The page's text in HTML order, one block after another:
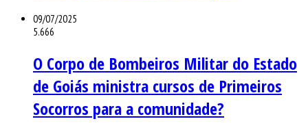
09/07/2025
5.666
O Corpo de Bombeiros Militar do Estado
de Goiás ministra cursos de Primeiros
Socorros para a comunidade?